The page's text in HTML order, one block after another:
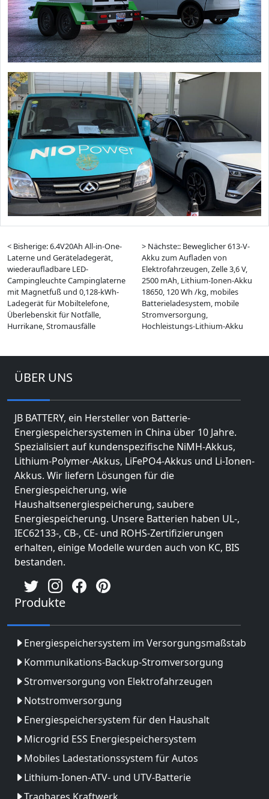
< Bisherige: 6.4V20Ah All-in-One-
Laterne und Geräteladegerät,
wiederaufladbare LED-
Campingleuchte Campinglaterne
mit Magnetfuß und 0,128-kWh-
Ladegerät für Mobiltelefone,
Überlebenskit für Notfälle,
Hurrikane, Stromausfälle
> Nächste:: Beweglicher 613-V-
Akku zum Aufladen von
Elektrofahrzeugen, Zelle 3,6 V,
2500 mAh, Lithium-Ionen-Akku
18650, 120 Wh /kg, mobiles
Batterieladesystem, mobile
Stromversorgung,
Hochleistungs-Lithium-Akku
ÜBER UNS
JB BATTERY, ein Hersteller von Batterie-
Energiespeichersystemen in China über 10 Jahre.
Spezialisiert auf kundenspezifische NiMH-Akkus,
Lithium-Polymer-Akkus, LiFePO4-Akkus und Li-Ionen-
Akkus. Wir liefern Lösungen für die
Energiespeicherung, wie
Haushaltsenergiespeicherung, saubere
Energiespeicherung. Unsere Batterien haben UL-,
IEC62133-, CB-, CE- und ROHS-Zertifizierungen
erhalten, einige Modelle wurden auch von KC, BIS
bestanden.
Produkte
Energiespeichersystem im Versorgungsmaßstab
Kommunikations-Backup-Stromversorgung
Stromversorgung von Elektrofahrzeugen
Notstromversorgung
Energiespeichersystem für den Haushalt
Microgrid ESS Energiespeichersystem
Mobiles Ladestationssystem für Autos
Lithium-Ionen-ATV- und UTV-Batterie